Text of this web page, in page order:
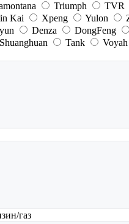
Triumph TVR
Kai Xpeng Yulon
Denza DongFeng
Shuanghuan Tank Voyah
газ